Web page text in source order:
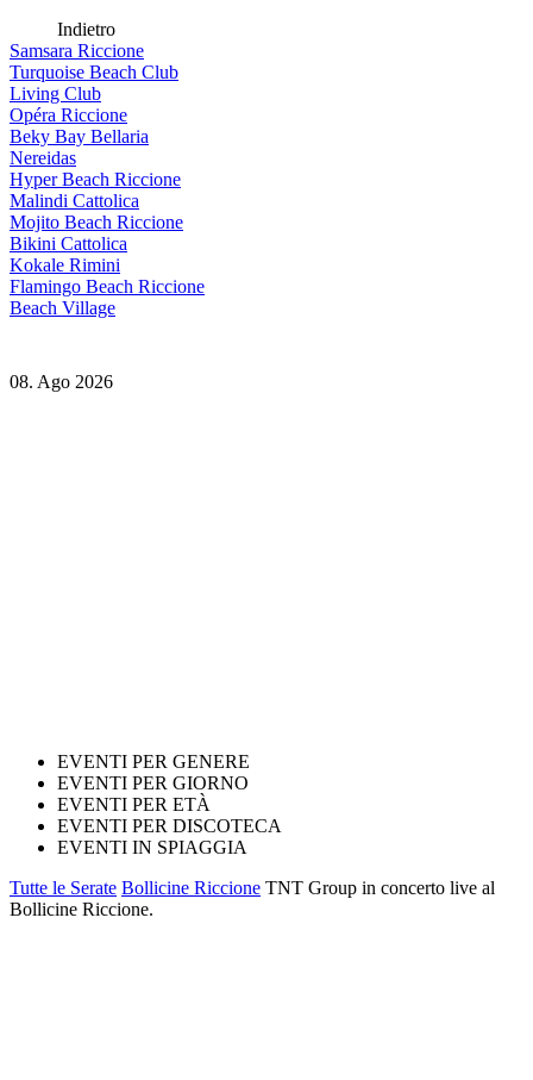
Indietro
Samsara Riccione
Turquoise Beach Club
Living Club
Opéra Riccione
Beky Bay Bellaria
Nereidas
Hyper Beach Riccione
Malindi Cattolica
Mojito Beach Riccione
Bikini Cattolica
Kokale Rimini
Flamingo Beach Riccione
Beach Village
08. Ago 2026
EVENTI PER GENERE
EVENTI PER GIORNO
EVENTI PER ETÀ
EVENTI PER DISCOTECA
EVENTI IN SPIAGGIA
Tutte le Serate Bollicine Riccione TNT Group in concerto live al
Bollicine Riccione.